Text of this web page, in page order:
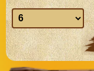
Ngày
sinh